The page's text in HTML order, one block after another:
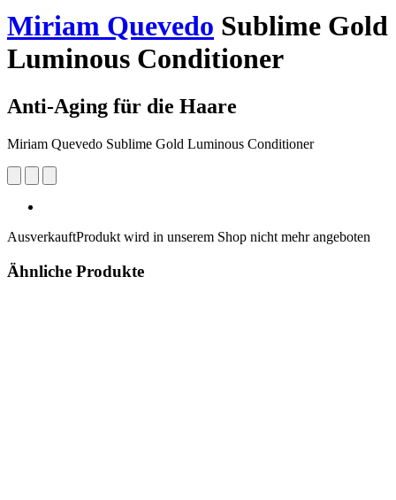
Miriam Quevedo Sublime Gold
Luminous Conditioner
Anti-Aging für die Haare
Miriam Quevedo Sublime Gold Luminous Conditioner
AusverkauftProdukt wird in unserem Shop nicht mehr angeboten
Ähnliche Produkte